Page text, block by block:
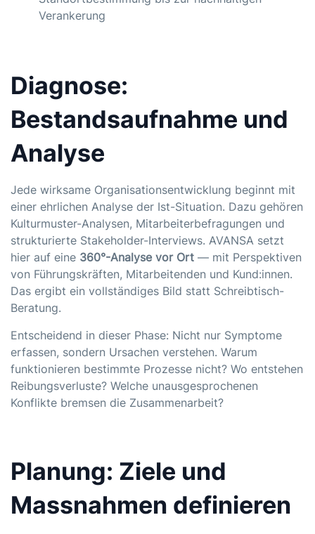
Diagnose:
Bestandsaufnahme und
Analyse
Jede wirksame Organisationsentwicklung beginnt mit
einer ehrlichen Analyse der Ist-Situation. Dazu gehören
Kulturmuster-Analysen, Mitarbeiterbefragungen und
strukturierte Stakeholder-Interviews. AVANSA setzt
hier auf eine 360°-Analyse vor Ort — mit Perspektiven
von Führungskräften, Mitarbeitenden und Kund:innen.
Das ergibt ein vollständiges Bild statt Schreibtisch-
Beratung.
Entscheidend in dieser Phase: Nicht nur Symptome
erfassen, sondern Ursachen verstehen. Warum
funktionieren bestimmte Prozesse nicht? Wo entstehen
Reibungsverluste? Welche unausgesprochenen
Konflikte bremsen die Zusammenarbeit?
Planung: Ziele und
Massnahmen definieren